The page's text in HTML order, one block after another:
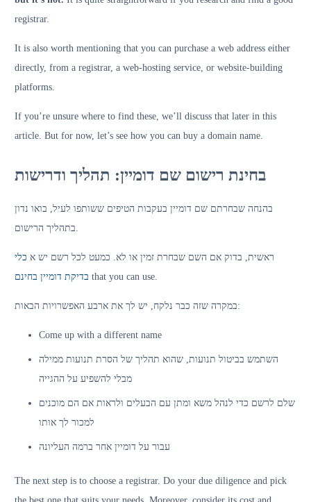
registrar.
It is also worth mentioning that you can purchase a web address either
directly, from a registrar, a web-hosting service, or website-building
platforms.
If you’re unsure where to find these, we’ll discuss that later in this
article. But for now, let’s see how you can buy a domain name.
בחינת רישום שם דומיין: תהליך ודרישות
בהנחה שבחרתם שם דומיין בעקבות הטיפים ששותפו לעיל, בואו נדון
בתהליך הרישום.
ראשית, בדוק אם השם שבחרת זמין או לא. כמעט לכל רשם יש א כלי
בדיקת דומיין בחינם that you can use.
במקרה שזה כבר נלקח, יש לך את ארבע האפשרויות הבאות:
Come up with a different name
השתמש בביטול תנועות, שהוא תהליך של הסרת תנועות ממילה
מבלי להשפיע על ההגייה
שלם לרשם כדי לנהל משא ומתן עם הבעלים ולראות אם הם מוכנים
למכור לך אותו
עבור על דומיין אחר ברמה העליונה
The next step is to choose a registrar. Do your due diligence and pick